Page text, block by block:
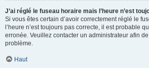
J’ai réglé le fuseau horaire mais l’heure n’est
Si vous êtes certain d’avoir correctement réglé le
l’heure n’est toujours pas correcte, il est probable
erronée. Veuillez contacter un administrateur afin
problème.
Haut